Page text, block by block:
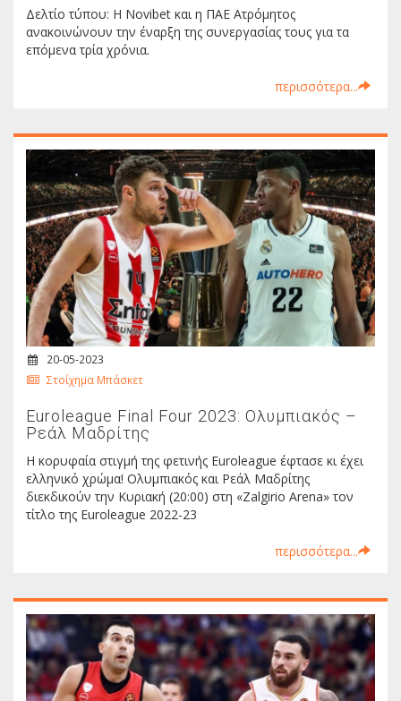
Δελτίο τύπου: Η Novibet και η ΠΑΕ Ατρόμητος
ανακοινώνουν την έναρξη της συνεργασίας τους για τα
επόμενα τρία χρόνια.
περισσότερα...
20-05-2023
Στοίχημα Μπάσκετ
Euroleague Final Four 2023: Ολυμπιακός –
Ρεάλ Μαδρίτης
Η κορυφαία στιγμή της φετινής Euroleague έφτασε κι έχει
ελληνικό χρώμα! Ολυμπιακός και Ρεάλ Μαδρίτης
διεκδικούν την Κυριακή (20:00) στη «Zalgirio Arena» τον
τίτλο της Euroleague 2022-23
περισσότερα...